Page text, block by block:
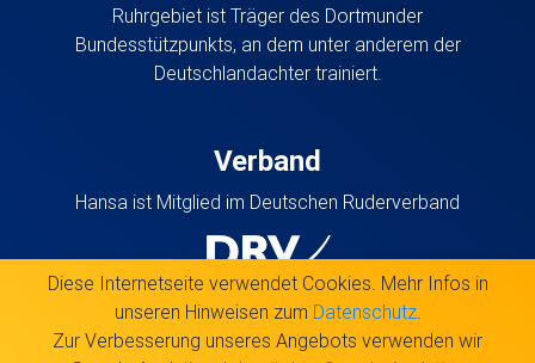
Ruhrgebiet ist Träger des Dortmunder
Bundesstützpunkts, an dem unter anderem der
Deutschlandachter trainiert.
Verband
Hansa ist Mitglied im Deutschen Ruderverband
Diese Internetseite verwendet Cookies. Mehr Infos in
unseren Hinweisen zum Datenschutz.
Zur Verbesserung unseres Angebots verwenden wir